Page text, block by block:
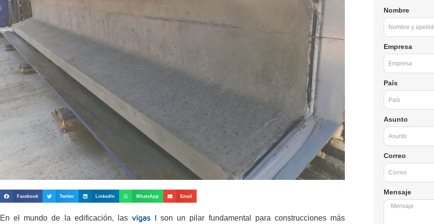
Facebook Twitter LinkedIn WhatsApp Email
En el mundo de la edificación, las vigas I son un pilar fundamental para construcciones más
Nombre
Empresa
País
Asunto
Correo
Mensaje